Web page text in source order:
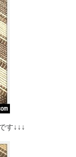
す↓↓↓